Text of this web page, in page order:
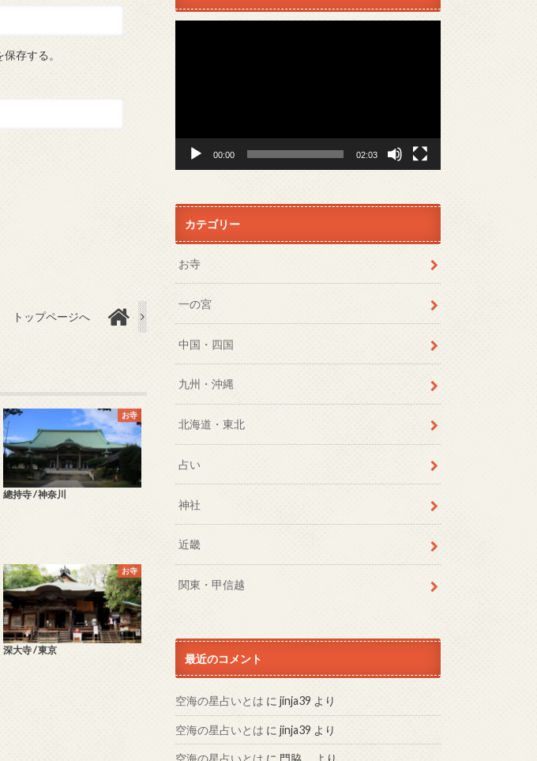
存する。
トップページへ
お寺
總持寺 / 神奈川
お寺
深大寺 / 東京
00:00 02:03
カテゴリー
お寺
一の宮
中国・四国
九州・沖縄
北海道・東北
占い
神社
近畿
関東・甲信越
最近のコメント
空海の星占いとは に jinja39 より
空海の星占いとは に jinja39 より